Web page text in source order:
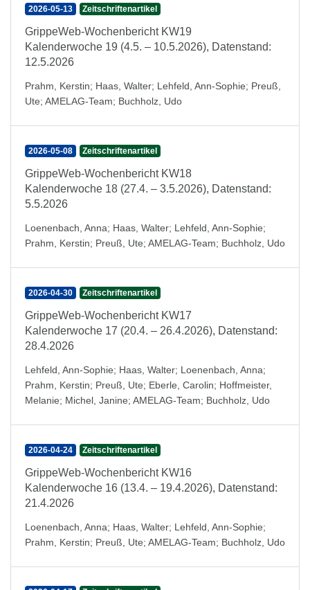
2026-05-13 Zeitschriftenartikel
GrippeWeb-Wochenbericht KW19
Kalenderwoche 19 (4.5. – 10.5.2026), Datenstand:
12.5.2026
Prahm, Kerstin; Haas, Walter; Lehfeld, Ann-Sophie; Preuß,
Ute; AMELAG-Team; Buchholz, Udo
2026-05-08 Zeitschriftenartikel
GrippeWeb-Wochenbericht KW18
Kalenderwoche 18 (27.4. – 3.5.2026), Datenstand:
5.5.2026
Loenenbach, Anna; Haas, Walter; Lehfeld, Ann-Sophie;
Prahm, Kerstin; Preuß, Ute; AMELAG-Team; Buchholz, Udo
2026-04-30 Zeitschriftenartikel
GrippeWeb-Wochenbericht KW17
Kalenderwoche 17 (20.4. – 26.4.2026), Datenstand:
28.4.2026
Lehfeld, Ann-Sophie; Haas, Walter; Loenenbach, Anna;
Prahm, Kerstin; Preuß, Ute; Eberle, Carolin; Hoffmeister,
Melanie; Michel, Janine; AMELAG-Team; Buchholz, Udo
2026-04-24 Zeitschriftenartikel
GrippeWeb-Wochenbericht KW16
Kalenderwoche 16 (13.4. – 19.4.2026), Datenstand:
21.4.2026
Loenenbach, Anna; Haas, Walter; Lehfeld, Ann-Sophie;
Prahm, Kerstin; Preuß, Ute; AMELAG-Team; Buchholz, Udo